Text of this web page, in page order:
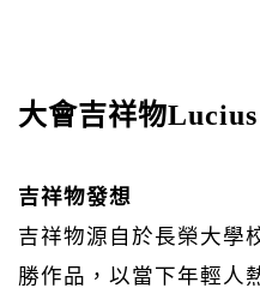
大會吉祥物
吉祥物發想
吉祥物源自於長榮大學
勝作品，以當下年輕人